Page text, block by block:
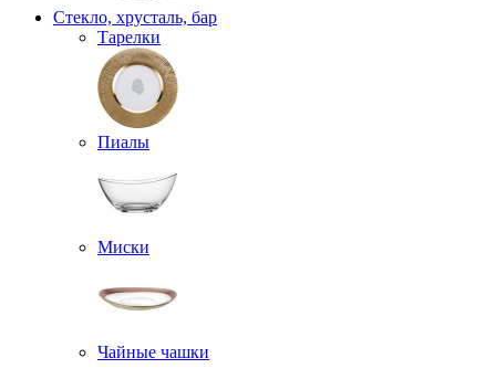
Стекло, хрусталь, бар
Тарелки
Пиалы
Миски
Чайные чашки